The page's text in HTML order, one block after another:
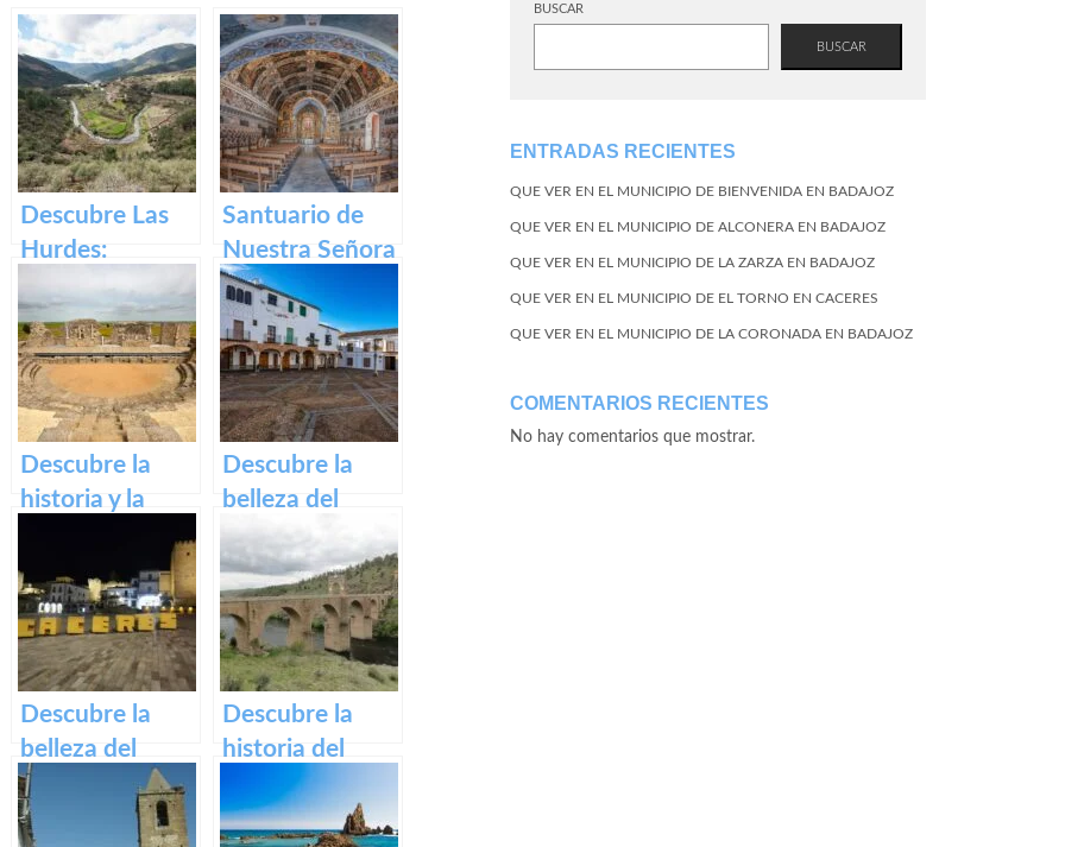
Descubre Las
Hurdes:
Naturaleza
salvaje y
rincones
ocultos en
Cáceres
Santuario de
Nuestra Señora
del Ara:
Historia,
devoción y
turismo en
España
Descubre la
historia y la
Teatro Romano
y Alcazaba de
Reina
Descubre la
belleza del
casco histórico
de Zafra: su
patrimonio en
un paseo por la
historia
Descubre la
belleza del
Casco Histórico
de Cáceres:
Descubre la
historia del
impresionante
Puente Romano
BUSCAR
BUSCAR
ENTRADAS RECIENTES
QUE VER EN EL MUNICIPIO DE BIENVENIDA EN BADAJOZ
QUE VER EN EL MUNICIPIO DE ALCONERA EN BADAJOZ
QUE VER EN EL MUNICIPIO DE LA ZARZA EN BADAJOZ
QUE VER EN EL MUNICIPIO DE EL TORNO EN CACERES
QUE VER EN EL MUNICIPIO DE LA CORONADA EN BADAJOZ
COMENTARIOS RECIENTES
No hay comentarios que mostrar.